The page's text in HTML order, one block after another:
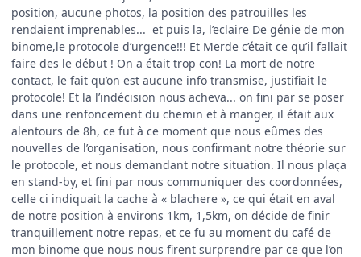
position, aucune photos, la position des patrouilles les
rendaient imprenables... et puis la, l’eclaire De génie de mon
binome,le protocole d’urgence!!! Et Merde c’était ce qu’il fallait
faire des le début ! On a était trop con! La mort de notre
contact, le fait qu’on est aucune info transmise, justifiait le
protocole! Et la l’indécision nous acheva... on fini par se poser
dans une renfoncement du chemin et à manger, il était aux
alentours de 8h, ce fut à ce moment que nous eûmes des
nouvelles de l’organisation, nous confirmant notre théorie sur
le protocole, et nous demandant notre situation. Il nous plaça
en stand-by, et fini par nous communiquer des coordonnées,
celle ci indiquait la cache à « blachere », ce qui était en aval
de notre position à environs 1km, 1,5km, on décide de finir
tranquillement notre repas, et ce fu au moment du café de
mon binome que nous nous firent surprendre par ce que l’on